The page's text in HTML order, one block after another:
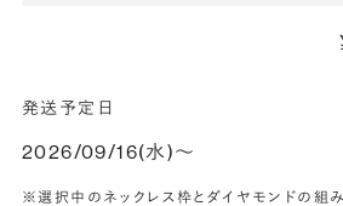
発送予定日
2026/09/16(水)〜
※選択中のネックレス枠とダイヤモンドの組